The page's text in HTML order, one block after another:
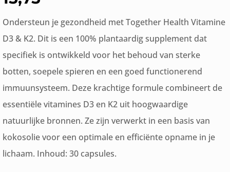
Ondersteun je gezondheid met Together Health Vitamine
D3 & K2. Dit is een 100% plantaardig supplement dat
specifiek is ontwikkeld voor het behoud van sterke
botten, soepele spieren en een goed functionerend
immuunsysteem. Deze krachtige formule combineert de
essentiële vitamines D3 en K2 uit hoogwaardige
natuurlijke bronnen. Ze zijn verwerkt in een basis van
kokosolie voor een optimale en efficiënte opname in je
lichaam. Inhoud: 30 capsules.